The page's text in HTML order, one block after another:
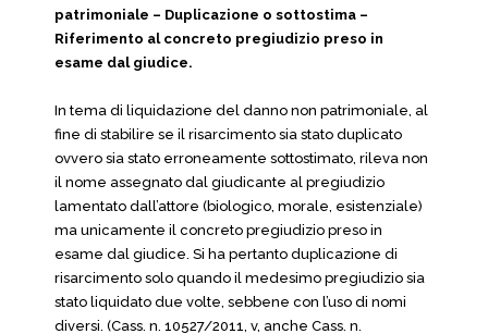
patrimoniale – Duplicazione o sottostima –
Riferimento al concreto pregiudizio preso in
esame dal giudice.
In tema di liquidazione del danno non patrimoniale, al
fine di stabilire se il risarcimento sia stato duplicato
ovvero sia stato erroneamente sottostimato, rileva non
il nome assegnato dal giudicante al pregiudizio
lamentato dall’attore (biologico, morale, esistenziale)
ma unicamente il concreto pregiudizio preso in
esame dal giudice. Si ha pertanto duplicazione di
risarcimento solo quando il medesimo pregiudizio sia
stato liquidato due volte, sebbene con l’uso di nomi
diversi. (Cass. n. 10527/2011, v, anche Cass. n.